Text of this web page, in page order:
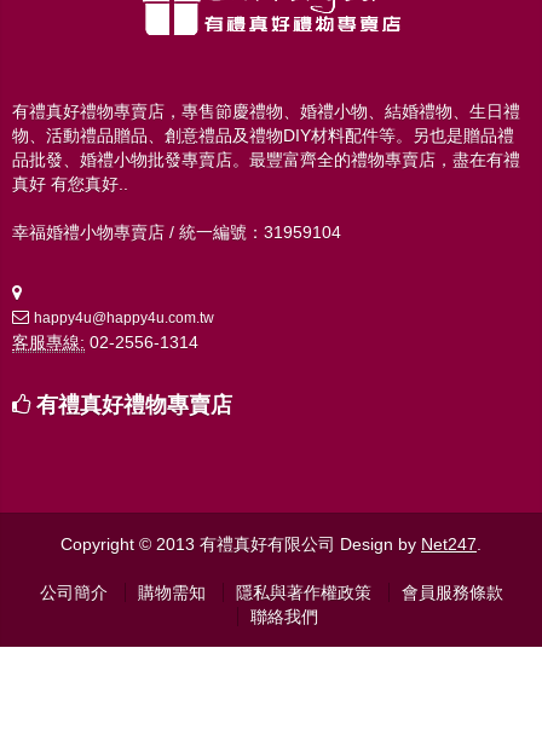
有禮真好禮物專賣店，專售節慶禮物、婚禮小物、結婚禮物、生日禮
物、活動禮品贈品、創意禮品及禮物DIY材料配件等。另也是贈品禮
品批發、婚禮小物批發專賣店。最豐富齊全的禮物專賣店，盡在有禮
真好 有您真好..
幸福婚禮小物專賣店 / 統一編號：31959104
happy4u@happy4u.com.tw
客服專線: 02-2556-1314
有禮真好禮物專賣店
Copyright © 2013 有禮真好有限公司 Design by Net247
公司簡介 購物需知 隱私與著作權政策
會員服務條款
聯絡我們